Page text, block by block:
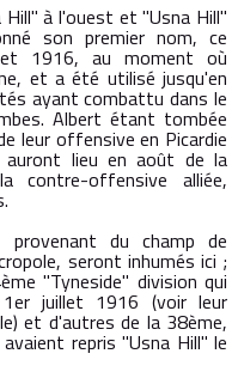
Hill" à l'ouest et "Usna Hill"
son premier nom, ce
1916, au moment où
et a été utilisé jusqu'en
ayant combattu dans le
Albert étant tombée
leur offensive en Picardie
lieu en août de la
contre-offensive alliée,
provenant du champ de
seront inhumés ici ;
"Tyneside" division qui
juillet 1916 (voir leur
et d'autres de la 38ème,
repris "Usna Hill" le